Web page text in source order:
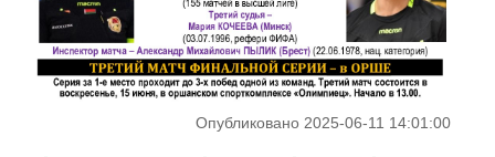
Опубликовано 2025-06-11 14:01:00